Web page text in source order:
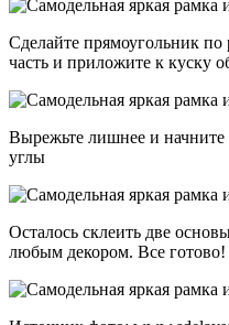
Сделайте прямоугольник
часть и приложите к куску
Вырежьте лишнее и начните
углы
Осталось склеить две
любым декором. Все готово!